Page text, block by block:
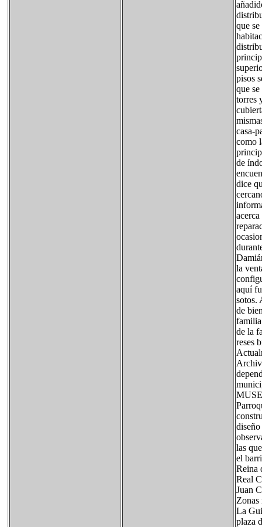
que
pisos
que
torres
casa-
como
de
dice
la
aquí
sotos.
de
de la
reses
las
el
Reina
Real
Juan
Zonas
La
plaza